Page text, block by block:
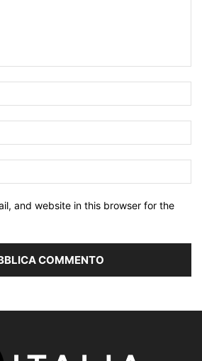
and website in this browser for the